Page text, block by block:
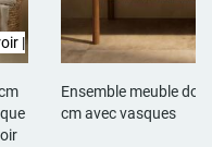
|
Ensemble meuble
cm avec vasques